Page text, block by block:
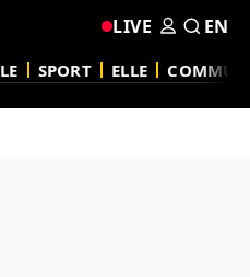
SPORT ELLE
LIVE EN